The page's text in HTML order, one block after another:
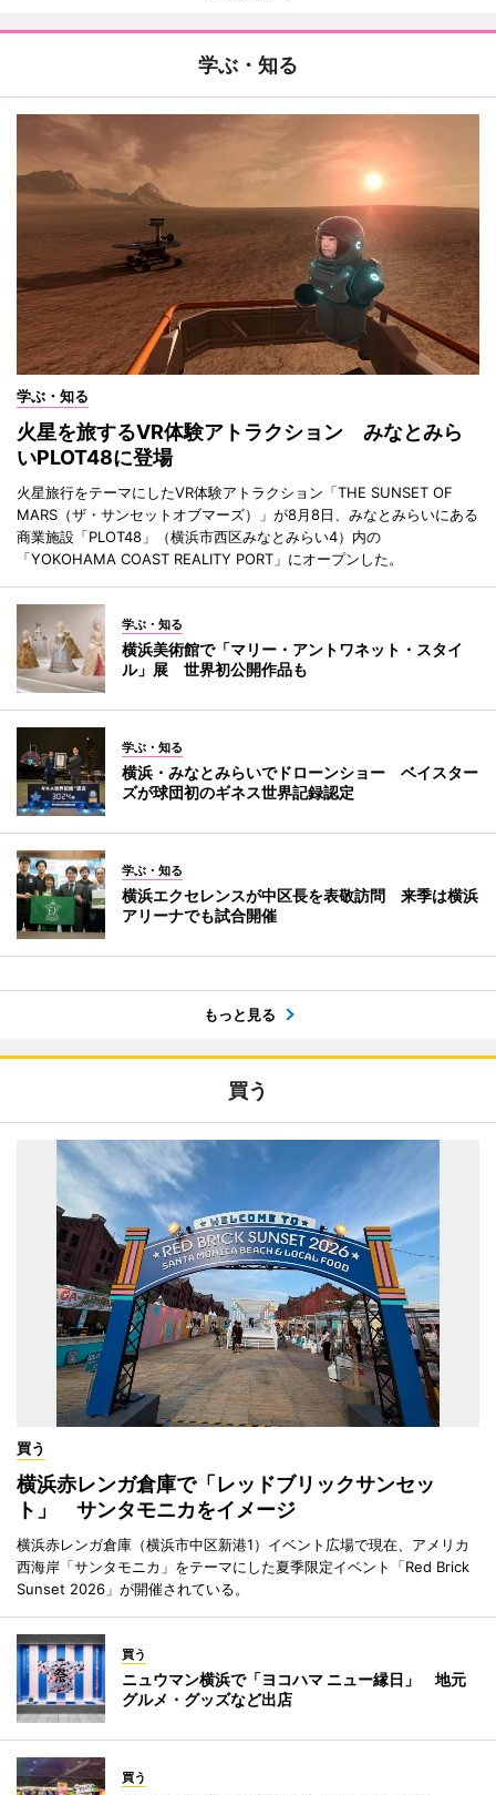
学ぶ・知る
学ぶ・知る
火星を旅するVR体験アトラクション みなとみら
いPLOT48に登場
火星旅行をテーマにしたVR体験アトラクション「THE SUNSET OF
MARS（ザ・サンセットオブマーズ）」が8月8日、みなとみらいにある
商業施設「PLOT48」（横浜市西区みなとみらい4）内の
「YOKOHAMA COAST REALITY PORT」にオープンした。
学ぶ・知る
横浜美術館で「マリー・アントワネット・スタイ
ル」展 世界初公開作品も
学ぶ・知る
横浜・みなとみらいでドローンショー ベイスター
ズが球団初のギネス世界記録認定
学ぶ・知る
横浜エクセレンスが中区長を表敬訪問 来季は横浜
アリーナでも試合開催
もっと見る
買う
買う
横浜赤レンガ倉庫で「レッドブリックサンセッ
ト」 サンタモニカをイメージ
横浜赤レンガ倉庫（横浜市中区新港1）イベント広場で現在、アメリカ
西海岸「サンタモニカ」をテーマにした夏季限定イベント「Red Brick
Sunset 2026」が開催されている。
買う
ニュウマン横浜で「ヨコハマ ニュー縁日」 地元
グルメ・グッズなど出店
買う